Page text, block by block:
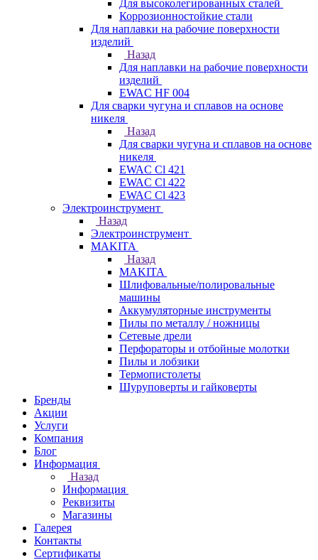
Для высоколегированных сталей
Коррозионностойкие стали
Для наплавки на рабочие поверхности
изделий
Назад
Для наплавки на рабочие поверхности
изделий
EWAC HF 004
Для сварки чугуна и сплавов на основе
никеля
Назад
Для сварки чугуна и сплавов на основе
никеля
EWAC Cl 421
EWAC Cl 422
EWAC Cl 423
Электроинструмент
Назад
Электроинструмент
МAKITA
Назад
МAKITA
Шлифовальные/полировальные
машины
Аккумуляторные инструменты
Пилы по металлу / ножницы
Сетевые дрели
Перфораторы и отбойные молотки
Пилы и лобзики
Термопистолеты
Шуруповерты и гайковерты
Бренды
Акции
Услуги
Компания
Блог
Информация
Назад
Информация
Реквизиты
Магазины
Галерея
Контакты
Сертификаты